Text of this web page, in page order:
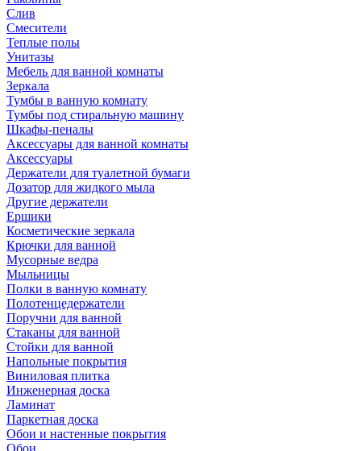
Слив
Смесители
Теплые полы
Унитазы
Мебель для ванной комнаты
Зеркала
Тумбы в ванную комнату
Тумбы под стиральную машину
Шкафы-пеналы
Аксессуары для ванной комнаты
Аксессуары
Держатели для туалетной бумаги
Дозатор для жидкого мыла
Другие держатели
Ершики
Косметические зеркала
Крючки для ванной
Мусорные ведра
Мыльницы
Полки в ванную комнату
Полотенцедержатели
Поручни для ванной
Стаканы для ванной
Стойки для ванной
Напольные покрытия
Виниловая плитка
Инженерная доска
Ламинат
Паркетная доска
Обои и настенные покрытия
Обои